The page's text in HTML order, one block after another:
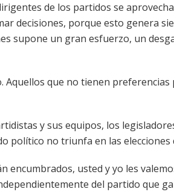
de los partidos se
decisiones, porque esto genera
supone un gran esfuerzo, un
Aquellos que no tienen preferencias
y sus equipos, los
político no triunfa en las elecciones
encumbrados, usted y yo les
del partido que